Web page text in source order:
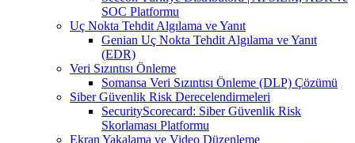
SOC Platformu
Uç Nokta Tehdit Algılama ve Yanıt
Genian Uç Nokta Tehdit Algılama ve Yanıt
(EDR)
Veri Sızıntısı Önleme
Somansa Veri Sızıntısı Önleme (DLP) Çözümü
Siber Güvenlik Risk Derecelendirmeleri
SecurityScorecard: Siber Güvenlik Risk
Skorlaması Platformu
Ekran Yakalama ve Video Düzenleme